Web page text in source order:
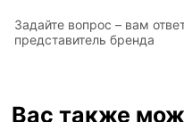
Задайте вопрос – вам
представитель бренда
Вас также